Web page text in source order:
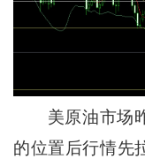
美原油市场昨
的位置后行情先